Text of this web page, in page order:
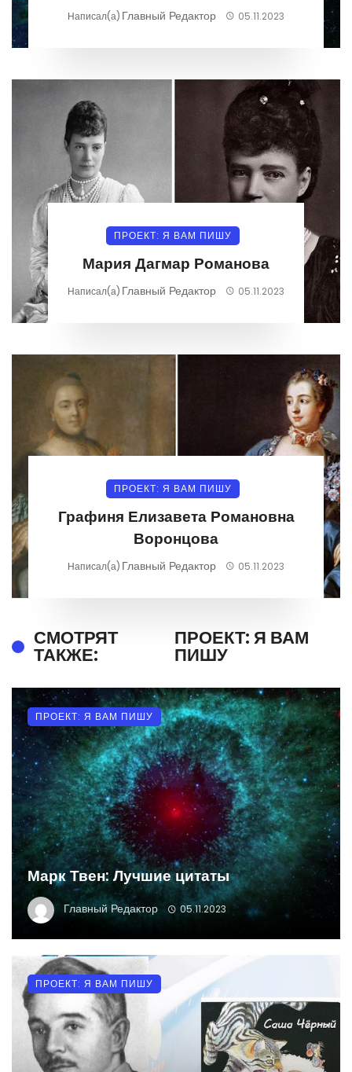
Написал(а) Главный Редактор 05.11.2023
ПРОЕКТ: Я ВАМ ПИШУ
Мария Дагмар Романова
Написал(а) Главный Редактор 05.11.2023
ПРОЕКТ: Я ВАМ ПИШУ
Графиня Елизавета Романовна
Воронцова
Написал(а) Главный Редактор 05.11.2023
СМОТРЯТ
ТАКЖЕ:
ПРОЕКТ: Я ВАМ
ПИШУ
Марк Твен: Лучшие цитаты
Главный Редактор 05.11.2023
ПРОЕКТ: Я ВАМ ПИШУ
ПРОЕКТ: Я ВАМ ПИШУ